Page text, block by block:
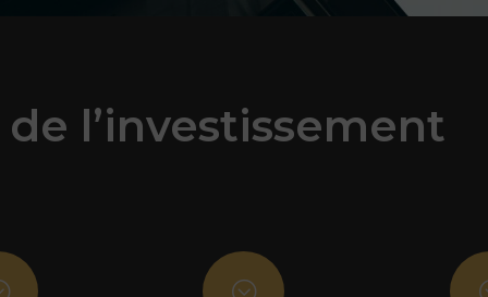
l’investissement
;